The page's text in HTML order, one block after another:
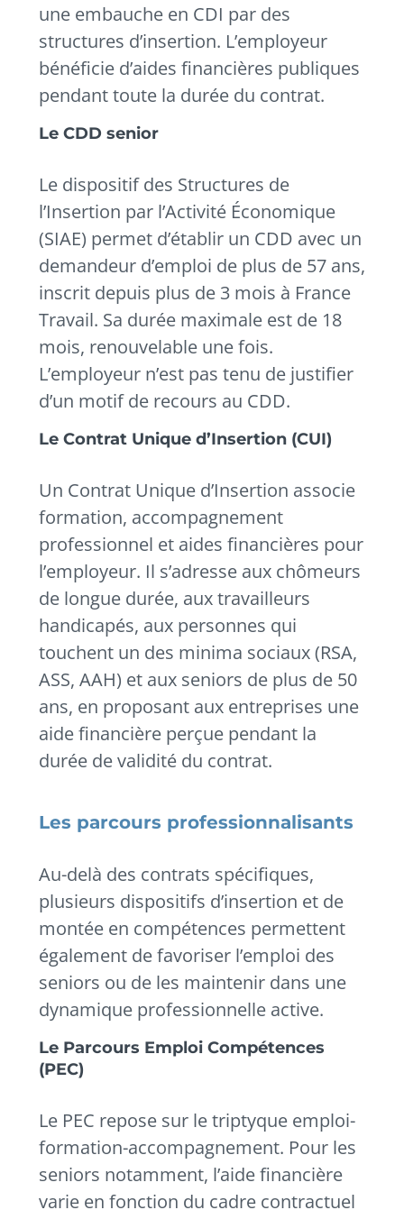
une embauche en CDI par des
structures d’insertion. L’employeur
bénéficie d’aides financières publiques
pendant toute la durée du contrat.
Le CDD senior
Le dispositif des Structures de
l’Insertion par l’Activité Économique
(SIAE) permet d’établir un CDD avec un
demandeur d’emploi de plus de 57 ans,
inscrit depuis plus de 3 mois à France
Travail. Sa durée maximale est de 18
mois, renouvelable une fois.
L’employeur n’est pas tenu de justifier
d’un motif de recours au CDD.
Le Contrat Unique d’Insertion (CUI)
Un Contrat Unique d’Insertion associe
formation, accompagnement
professionnel et aides financières pour
l’employeur. Il s’adresse aux chômeurs
de longue durée, aux travailleurs
handicapés, aux personnes qui
touchent un des minima sociaux (RSA,
ASS, AAH) et aux seniors de plus de 50
ans, en proposant aux entreprises une
aide financière perçue pendant la
durée de validité du contrat.
Les parcours professionnalisants
Au-delà des contrats spécifiques,
plusieurs dispositifs d’insertion et de
montée en compétences permettent
également de favoriser l’emploi des
seniors ou de les maintenir dans une
dynamique professionnelle active.
Le Parcours Emploi Compétences
(PEC)
Le PEC repose sur le triptyque emploi-
formation-accompagnement. Pour les
seniors notamment, l’aide financière
varie en fonction du cadre contractuel